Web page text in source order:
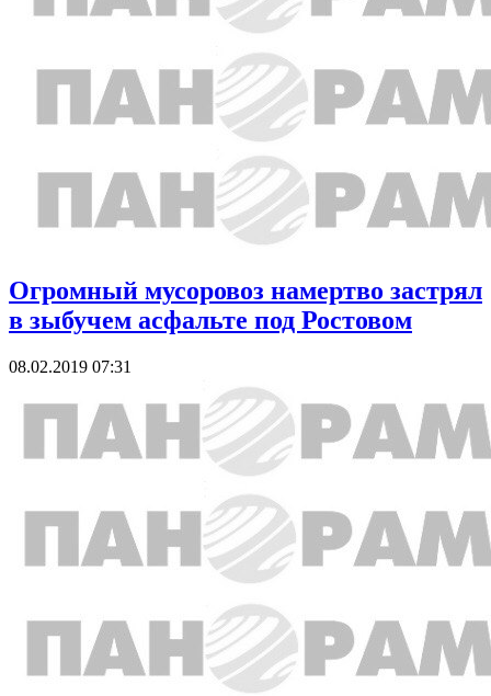
Огромный мусоровоз намертво застрял
в зыбучем асфальте под Ростовом
08.02.2019 07:31